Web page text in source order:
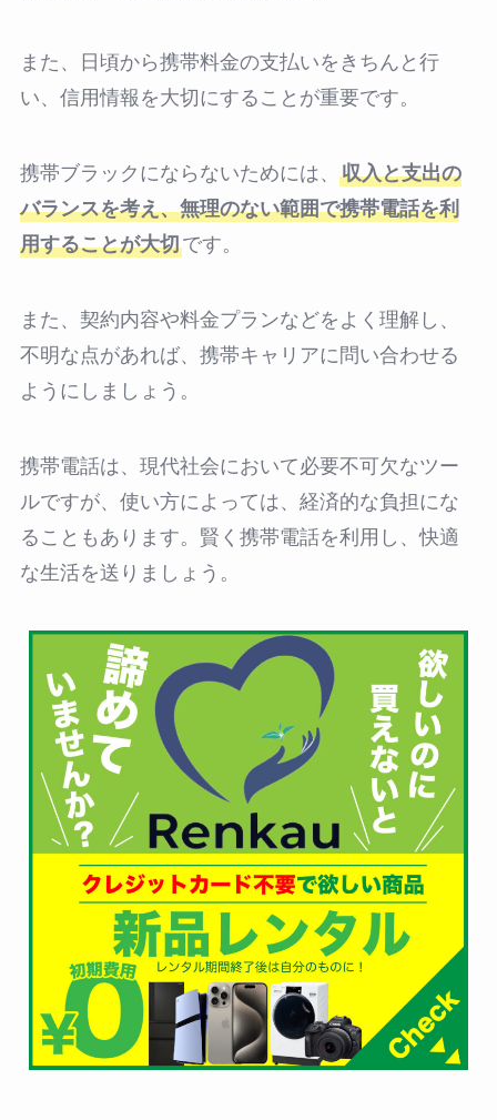
また、日頃から携帯料金の支払いをきちんと行
い、信用情報を大切にすることが重要です。
携帯ブラックにならないためには、 収入と支出の
バランスを考え、無理のない範囲で携帯電話を利
用することが大切です。
また、契約内容や料金プランなどをよく理解し、
不明な点があれば、携帯キャリアに問い合わせる
ようにしましょう。
携帯電話は、現代社会において必要不可欠なツー
ルですが、使い方によっては、経済的な負担にな
ることもあります。賢く携帯電話を利用し、快適
な生活を送りましょう。